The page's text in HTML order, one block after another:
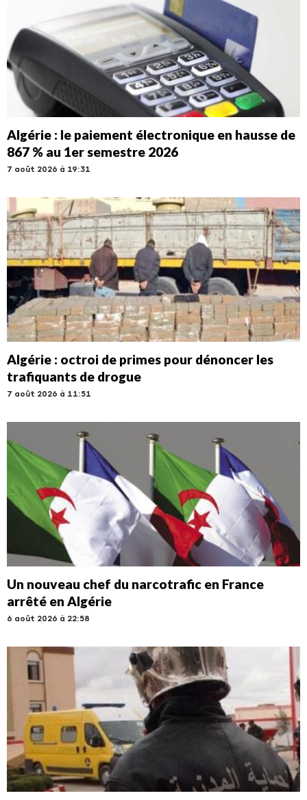
Algérie : le paiement électronique en hausse de
867 % au 1er semestre 2026
7 août 2026 à 19:31
Algérie : octroi de primes pour dénoncer les
trafiquants de drogue
7 août 2026 à 11:51
Un nouveau chef du narcotrafic en France
arrêté en Algérie
6 août 2026 à 22:58